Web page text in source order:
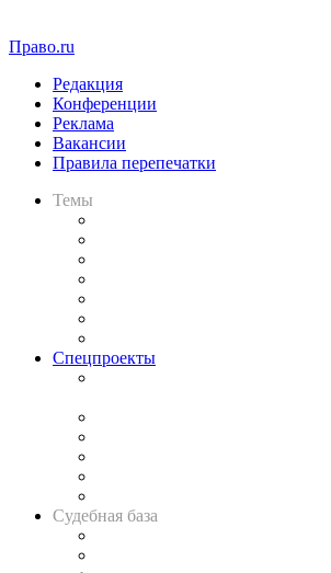
Право.ru
Редакция
Конференции
Реклама
Вакансии
Правила перепечатки
Темы
Спецпроекты
Судебная база